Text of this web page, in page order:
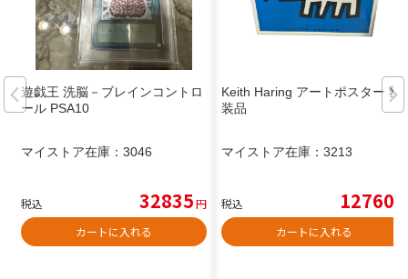
遊戯王 洗脳－ブレインコントロ
ール PSA10
マイストア在庫： 3046
税込 32835円
カートに入れる
Keith Haring アートポスター 額
装品
マイストア在庫： 3213
税込 12760
カートに入れる